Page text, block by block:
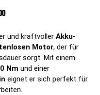
und kraftvoller Akku-
Motor, der für
sorgt. Mit einem
Nm und einer
eignet er sich perfekt für